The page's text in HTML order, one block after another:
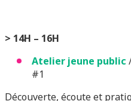
> 14H – 16H
Atelier jeune public
#1
Découverte, écoute et